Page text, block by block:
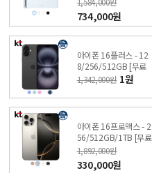
싼올레폰
734,000원
아이폰 16플러스 - 12
8/256/512GB [무료
견적받기] 싼올레폰
1,342,000원 1원
아이폰 16프로맥스 - 2
56/512GB/1TB [무료
견적받기] 싼올레폰
1,892,000원
330,000원